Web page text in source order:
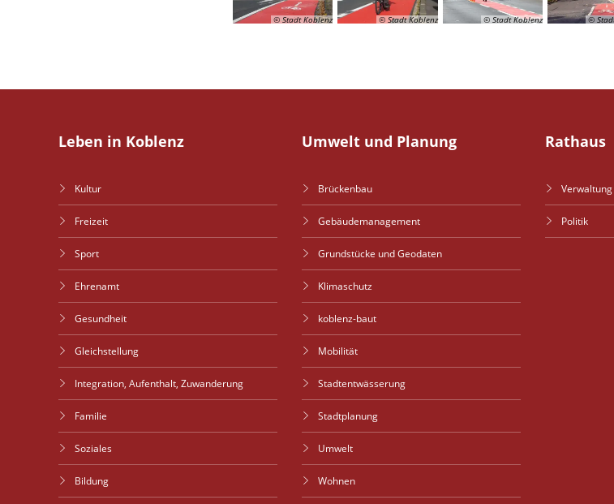
© Stadt Koblenz © Stadt Koblenz © Stadt Koblenz ©
Leben in Koblenz
Kultur
Freizeit
Sport
Ehrenamt
Gesundheit
Gleichstellung
Integration, Aufenthalt, Zuwanderung
Familie
Soziales
Bildung
Umwelt und Planung
Brückenbau
Gebäudemanagement
Grundstücke und Geodaten
Klimaschutz
koblenz-baut
Mobilität
Stadtentwässerung
Stadtplanung
Umwelt
Wohnen
Rathaus
Verwaltung
Politik